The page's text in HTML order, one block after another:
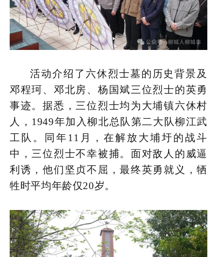
活动介绍了六休烈士墓的历史背景及
邓程珂、邓北房、杨国斌三位烈士的英勇
事迹。据悉，三位烈士均为大埔镇六休村
人，1949年加入柳北总队第二大队柳江武
工队。同年11月，在解放大埔圩的战斗
中，三位烈士不幸被捕。面对敌人的威逼
利诱，他们坚贞不屈，最终英勇就义，牺
牲时平均年龄仅20岁。